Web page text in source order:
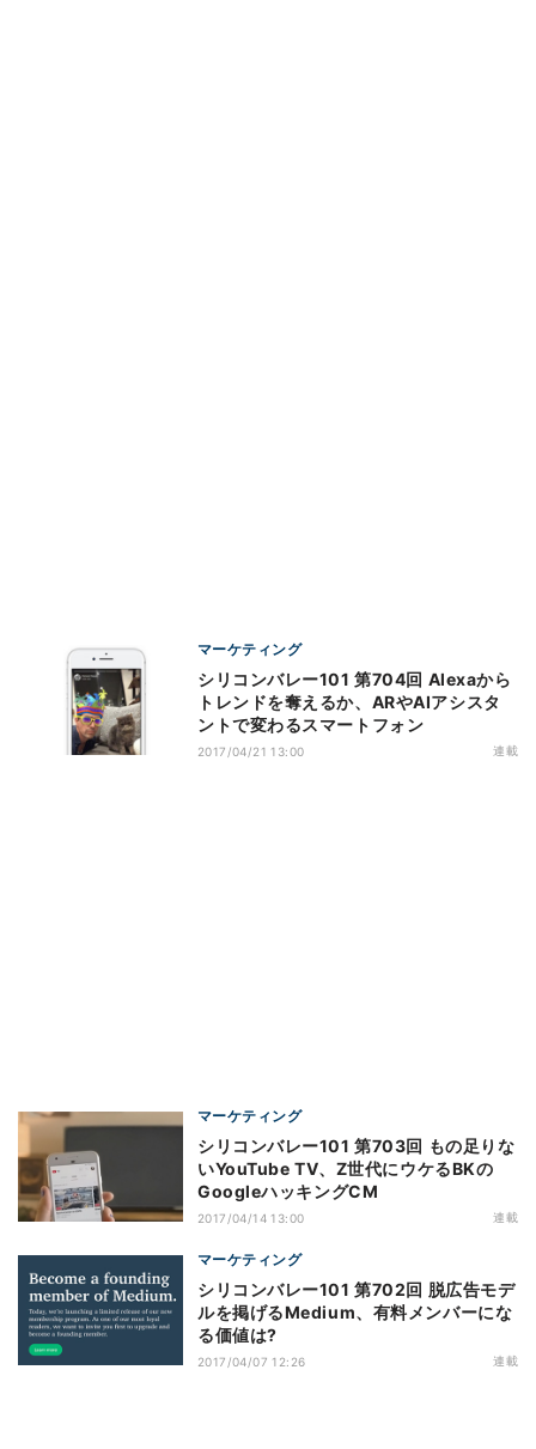
マーケティング
シリコンバレー101 第704回 Alexaから
トレンドを奪えるか、ARやAIアシスタ
ントで変わるスマートフォン
2017/04/21 13:00 連載
マーケティング
シリコンバレー101 第703回 もの足りな
いYouTube TV、Z世代にウケるBKの
GoogleハッキングCM
2017/04/14 13:00 連載
マーケティング
シリコンバレー101 第702回 脱広告モデ
ルを掲げるMedium、有料メンバーにな
る価値は?
2017/04/07 12:26 連載